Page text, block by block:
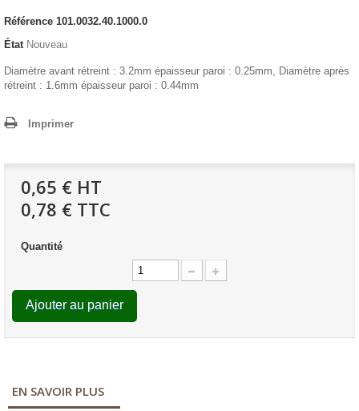
Référence 101.0032.40.1000.0
État Nouveau
Diamètre avant rétreint : 3.2mm épaisseur paroi : 0.25mm, Diamètre après
rétreint : 1.6mm épaisseur paroi : 0.44mm
Imprimer
0,65 € HT
0,78 € TTC
Quantité
Ajouter au panier
EN SAVOIR PLUS